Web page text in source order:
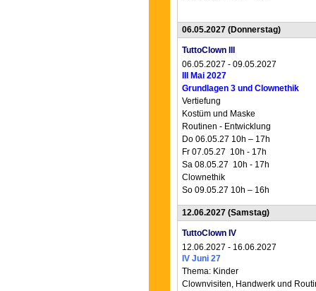
06.05.2027 (Donnerstag)
TuttoClown III
06.05.2027 - 09.05.2027
III Mai 2027
Grundlagen 3 und Clownethik
Vertiefung
Kostüm und Maske
Routinen - Entwicklung
Do 06.05.27 10h – 17h
Fr 07.05.27 10h - 17h
Sa 08.05.27 10h - 17h
Clownethik
So 09.05.27 10h – 16h
12.06.2027 (Samstag)
TuttoClown IV
12.06.2027 - 16.06.2027
IV Juni 27
Thema: Kinder
Clownvisiten, Handwerk und